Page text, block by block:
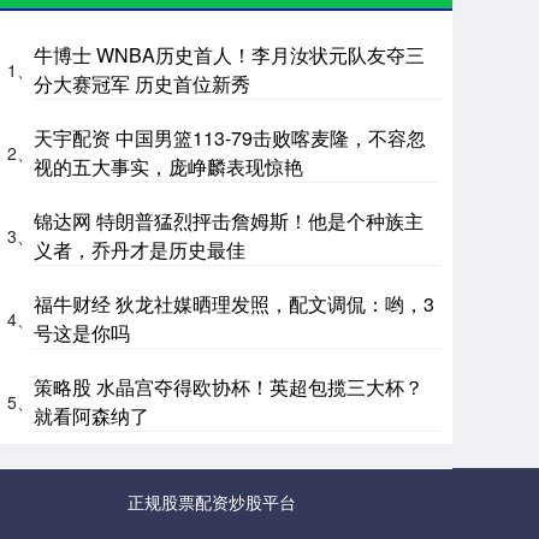
1、
牛博士 WNBA历史首人！李月汝状元队友夺三
分大赛冠军 历史首位新秀
2、
天宇配资 中国男篮113-79击败喀麦隆，不容忽
视的五大事实，庞峥麟表现惊艳
3、
锦达网 特朗普猛烈抨击詹姆斯！他是个种族主
义者，乔丹才是历史最佳
4、
福牛财经 狄龙社媒晒理发照，配文调侃：哟，3
号这是你吗
5、
策略股 水晶宫夺得欧协杯！英超包揽三大杯？
就看阿森纳了
正规股票配资炒股平台